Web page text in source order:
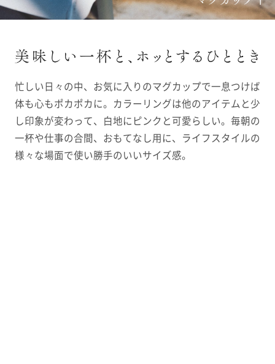
忙しい日々の中、お気に入りのマグカップで一息つけば
体も心もポカポカに。カラーリングは他のアイテムと少
し印象が変わって、白地にピンクと可愛らしい。毎朝の
一杯や仕事の合間、おもてなし用に、ライフスタイルの
様々な場面で使い勝手のいいサイズ感。